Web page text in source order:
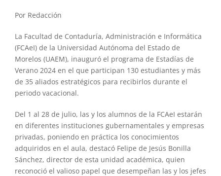
Por Redacción
La Facultad de Contaduría, Administración e Informática
(FCAeI) de la Universidad Autónoma del Estado de
Morelos (UAEM), inauguró el programa de Estadías de
Verano 2024 en el que participan 130 estudiantes y más
de 35 aliados estratégicos para recibirlos durante el
periodo vacacional.
Del 1 al 28 de julio, las y los alumnos de la FCAeI estarán
en diferentes instituciones gubernamentales y empresas
privadas, poniendo en práctica los conocimientos
adquiridos en el aula, destacó Felipe de Jesús Bonilla
Sánchez, director de esta unidad académica, quien
reconoció el valioso papel que desempeñan las y los jefes